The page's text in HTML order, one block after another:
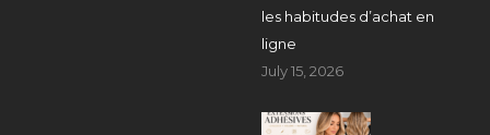
les habitudes d’achat en
ligne
July 15, 2026